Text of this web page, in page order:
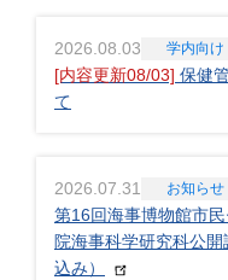
2026.08.03 学内向け
[内容更新08/03] 保健
て
2026.07.31 お知らせ
第16回海事博物館市
院海事科学研究科公
込み）